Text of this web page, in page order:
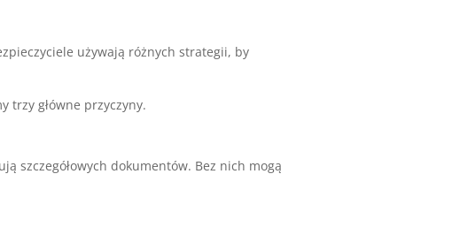
używają różnych strategii, by
trzy główne przyczyny.
szczegółowych dokumentów. Bez nich mogą